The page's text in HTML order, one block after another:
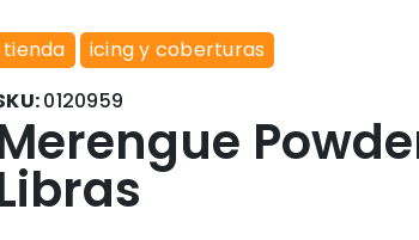
tienda
icing y coberturas
0120959